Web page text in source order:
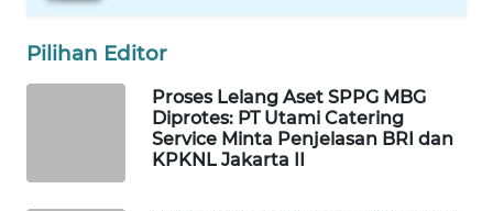
Pilihan Editor
Proses Lelang Aset SPPG MBG
Diprotes: PT Utami Catering
Service Minta Penjelasan BRI dan
KPKNL Jakarta II
WAHANA